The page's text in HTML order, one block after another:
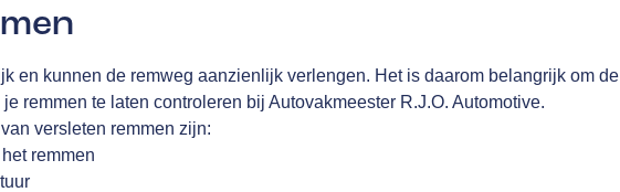
en kunnen de remweg aanzienlijk verlengen. Het is daarom belangrijk om de
remmen te laten controleren bij Autovakmeester R.J.O. Automotive.
versleten remmen zijn:
remmen